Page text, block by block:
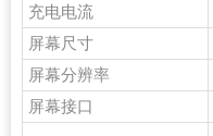
充电电流
屏幕尺寸
屏幕分辨率
屏幕接口